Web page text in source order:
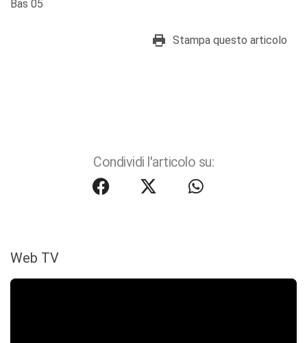
Bas 05
Stampa questo articolo
Condividi l'articolo su:
Web TV